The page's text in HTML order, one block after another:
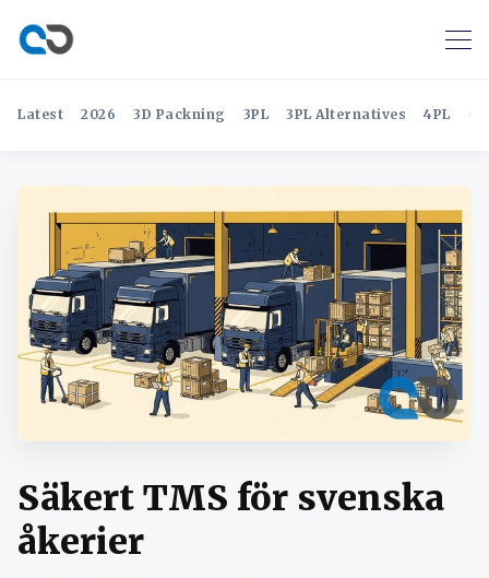
Latest 2026 3D Packning 3PL 3PL Alternatives 4PL
Säkert TMS för svenska
åkerier